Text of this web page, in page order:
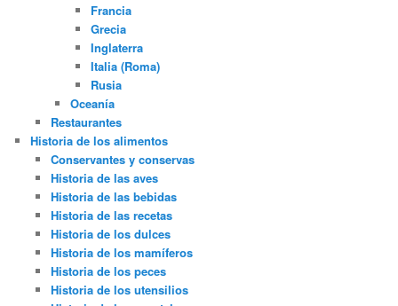
Francia
Grecia
Inglaterra
Italia (Roma)
Rusia
Oceanía
Restaurantes
Historia de los alimentos
Conservantes y conservas
Historia de las aves
Historia de las bebidas
Historia de las recetas
Historia de los dulces
Historia de los mamíferos
Historia de los peces
Historia de los utensilios